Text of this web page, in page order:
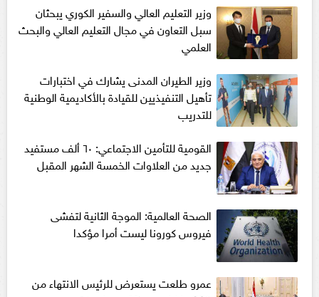
وزير التعليم العالي والسفير الكوري يبحثان
سبل التعاون في مجال التعليم العالي والبحث
العلمي
وزير الطيران المدنى يشارك في اختبارات
تأهيل التنفيذيين للقيادة بالأكاديمية الوطنية
للتدريب
القومية للتأمين الاجتماعي: ٦٠ ألف مستفيد
جديد من العلاوات الخمسة الشهر المقبل
الصحة العالمية: الموجة الثانية لتفشى
فيروس كورونا ليست أمرا مؤكدا
عمرو طلعت يستعرض للرئيس الانتهاء من